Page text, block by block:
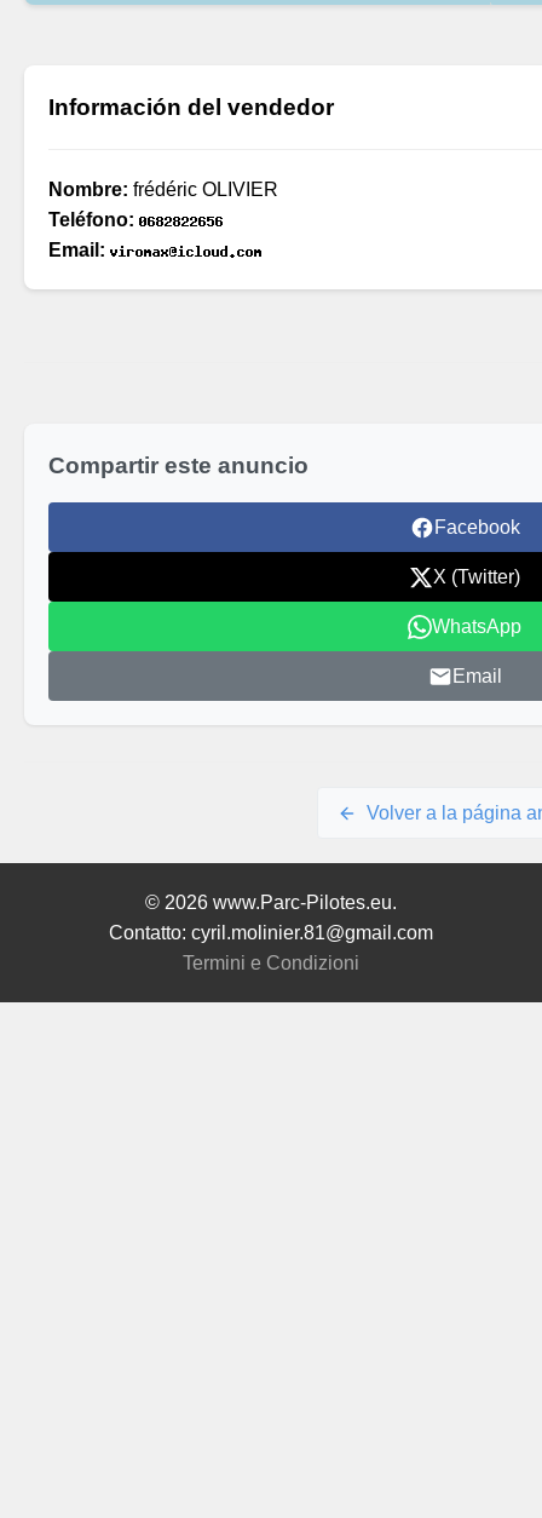
Información del vendedor
Nombre: frédéric OLIVIER
Teléfono:
Email:
Compartir este anuncio
Facebook
X (Twitter)
WhatsApp
Email
Volver a la página
© 2026 www.Parc-Pilotes.eu.
Contatto: cyril.molinier.81@gmail.com
Termini e Condizioni